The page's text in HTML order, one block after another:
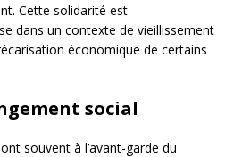
Cette solidarité est
dans un contexte de vieillissement
économique de certains
social
souvent à l’avant-garde du